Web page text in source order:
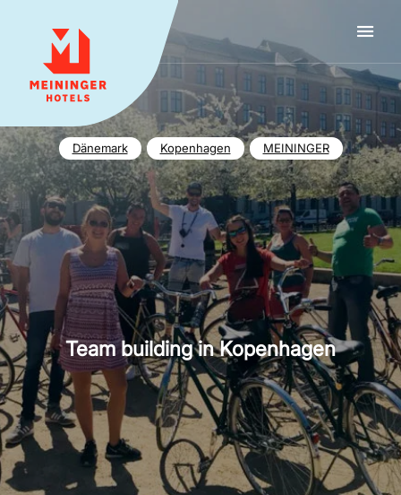
MEININGER HOTELS
Dänemark Kopenhagen MEININGER
Team building in Kopenhagen